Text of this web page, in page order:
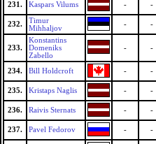
231. Kaspars Vilums - -
232.
Timur
Mihhaljov
- -
233.
Konstantins
Domeniks
Zabello
- -
234. Bill Holdcroft - -
235. Kristaps Naglis - -
236. Raivis Sternats - -
237. Pavel Fedorov - -